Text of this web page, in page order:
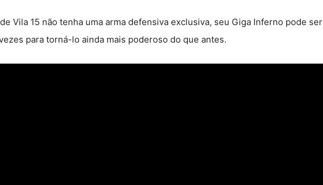
Vila 15 não tenha uma arma defensiva exclusiva, seu Giga Inferno pode ser
para torná-lo ainda mais poderoso do que antes.